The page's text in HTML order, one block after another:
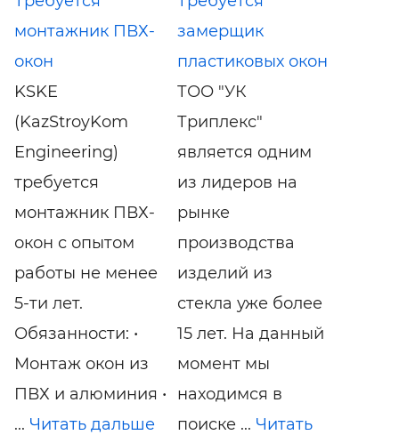
монтажник ПВХ-
окон
KSKE
(KazStroyKom
Engineering)
требуется
монтажник ПВХ-
окон с опытом
работы не менее
5-ти лет.
Обязанности: •
Монтаж окон из
ПВХ и алюминия •
... Читать дальше
замерщик
пластиковых окон
ТОО "УК
Триплекс"
является одним
из лидеров на
рынке
производства
изделий из
стекла уже более
15 лет. На данный
момент мы
находимся в
поиске ... Читать